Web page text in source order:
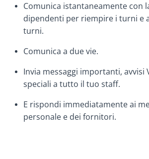
Comunica istantaneamente con
dipendenti per riempire i turni e
turni.
Comunica a due vie.
Invia messaggi importanti, avvisi
speciali a tutto il tuo staff.
E rispondi immediatamente ai
personale e dei fornitori.